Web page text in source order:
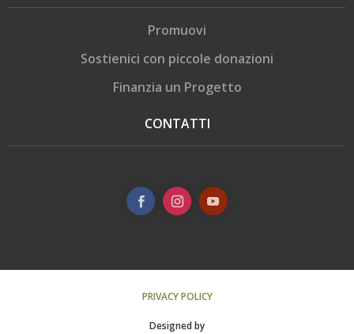
Promuovi
Sostienici con piccole donazioni
Finanzia un Progetto
CONTATTI
PRIVACY POLICY
Designed by